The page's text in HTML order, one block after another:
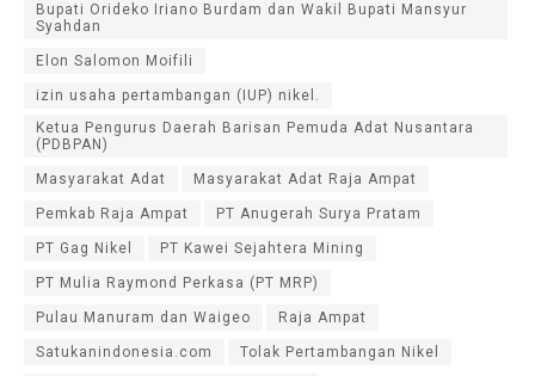
Bupati Orideko Iriano Burdam dan Wakil Bupati Mansyur
Syahdan
Elon Salomon Moifili
izin usaha pertambangan (IUP) nikel.
Ketua Pengurus Daerah Barisan Pemuda Adat Nusantara
(PDBPAN)
Masyarakat Adat Masyarakat Adat Raja Ampat
Pemkab Raja Ampat PT Anugerah Surya Pratam
PT Gag Nikel PT Kawei Sejahtera Mining
PT Mulia Raymond Perkasa (PT MRP)
Pulau Manuram dan Waigeo Raja Ampat
Satukanindonesia.com Tolak Pertambangan Nikel